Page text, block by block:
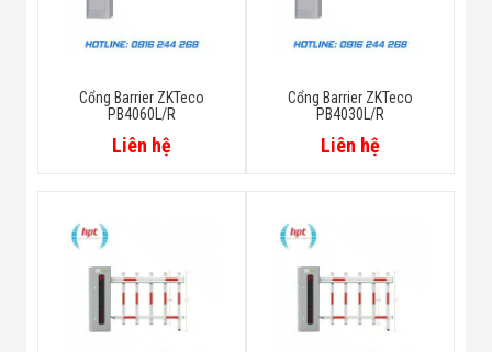
Cổng Barrier ZKTeco
PB4060L/R
Liên hệ
Cổng Barrier ZKTeco
PB4030L/R
Liên hệ